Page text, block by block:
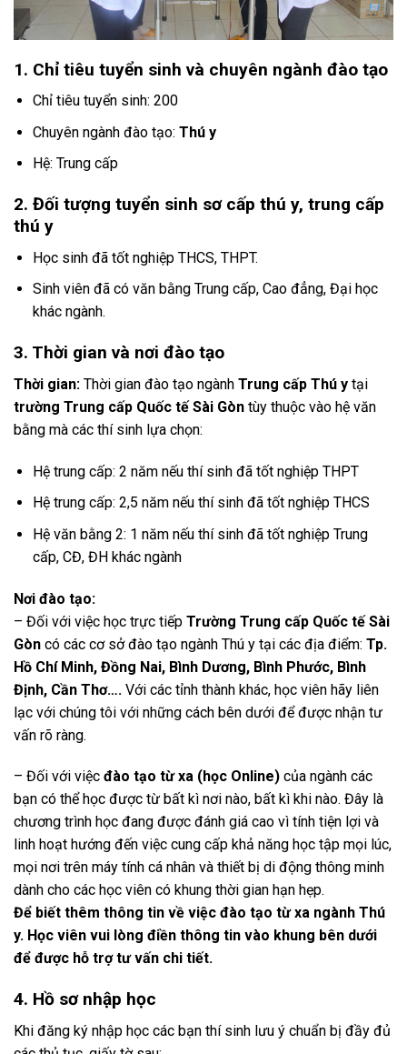
1. Chỉ tiêu tuyển sinh và chuyên ngành đào tạo
Chỉ tiêu tuyển sinh: 200
Chuyên ngành đào tạo: Thú y
Hệ: Trung cấp
2. Đối tượng tuyển sinh sơ cấp thú y, trung cấp
thú y
Học sinh đã tốt nghiệp THCS, THPT.
Sinh viên đã có văn bằng Trung cấp, Cao đẳng, Đại học
khác ngành.
3. Thời gian và nơi đào tạo
Thời gian: Thời gian đào tạo ngành Trung cấp Thú y tại
trường Trung cấp Quốc tế Sài Gòn tùy thuộc vào hệ văn
bằng mà các thí sinh lựa chọn:
Hệ trung cấp: 2 năm nếu thí sinh đã tốt nghiệp THPT
Hệ trung cấp: 2,5 năm nếu thí sinh đã tốt nghiệp THCS
Hệ văn bằng 2: 1 năm nếu thí sinh đã tốt nghiệp Trung
cấp, CĐ, ĐH khác ngành
Nơi đào tạo:
– Đối với việc học trực tiếp Trường Trung cấp Quốc tế Sài
Gòn có các cơ sở đào tạo ngành Thú y tại các địa điểm: Tp.
Hồ Chí Minh, Đồng Nai, Bình Dương, Bình Phước, Bình
Định, Cần Thơ…. Với các tỉnh thành khác, học viên hãy liên
lạc với chúng tôi với những cách bên dưới để được nhận tư
vấn rõ ràng.
– Đối với việc đào tạo từ xa (học Online) của ngành các
bạn có thể học được từ bất kì nơi nào, bất kì khi nào. Đây là
chương trình học đang được đánh giá cao vì tính tiện lợi và
linh hoạt hướng đến việc cung cấp khả năng học tập mọi lúc,
mọi nơi trên máy tính cá nhân và thiết bị di động thông minh
dành cho các học viên có khung thời gian hạn hẹp.
Để biết thêm thông tin về việc đào tạo từ xa ngành Thú
y. Học viên vui lòng điền thông tin vào khung bên dưới
để được hỗ trợ tư vấn chi tiết.
4. Hồ sơ nhập học
Khi đăng ký nhập học các bạn thí sinh lưu ý chuẩn bị đầy đủ